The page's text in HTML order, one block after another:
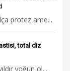
protez ame...
total diz
yoğun ol...